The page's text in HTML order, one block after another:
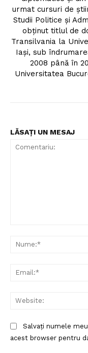
urmat cursuri de
Studii Politice şi
obţinut titlul de
Transilvania la
Iaşi, sub
2008 până în
Universitatea
LĂSAȚI UN MESAJ
Salvați numele
acest browser pentru